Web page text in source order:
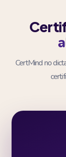
CertMind no